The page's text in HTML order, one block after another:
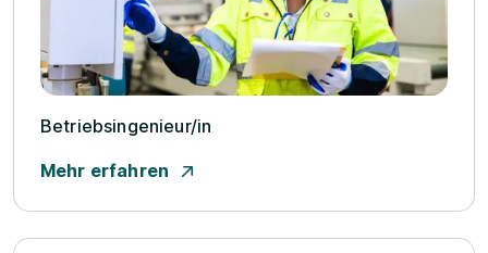
Betriebsingenieur/­in
Mehr erfahren